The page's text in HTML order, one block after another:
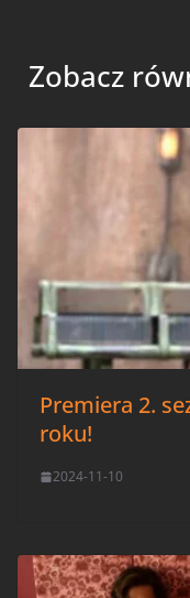
Zobacz
Premiera 2.
roku!
2024-11-10